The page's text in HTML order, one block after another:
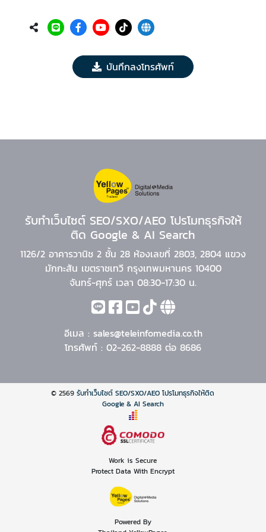
บันทึกลงโทรศัพท์
รับทำเว็บไซต์ SEO/SXO/AEO โปรโมทธุรกิจให้
ติด Google & AI Search
1126/2 อาคารวานิช 2 ชั้น 28 ห้องเลขที่ 2803, 2804 แขวง
มักกะสัน เขตราชเทวี กรุงเทพมหานคร 10400
จันทร์-ศุกร์ เวลา 08:30-17:30 น.
อีเมล : sales@teleinfomedia.co.th
โทรศัพท์ : 02-262-8888 ต่อ 8686
© 2569รับทำเว็บไซต์ SEO/SXO/AEO โปรโมทธุรกิจให้ติด
Google & AI Search
Work is Secure
Protect Data With Encrypt
Powered By